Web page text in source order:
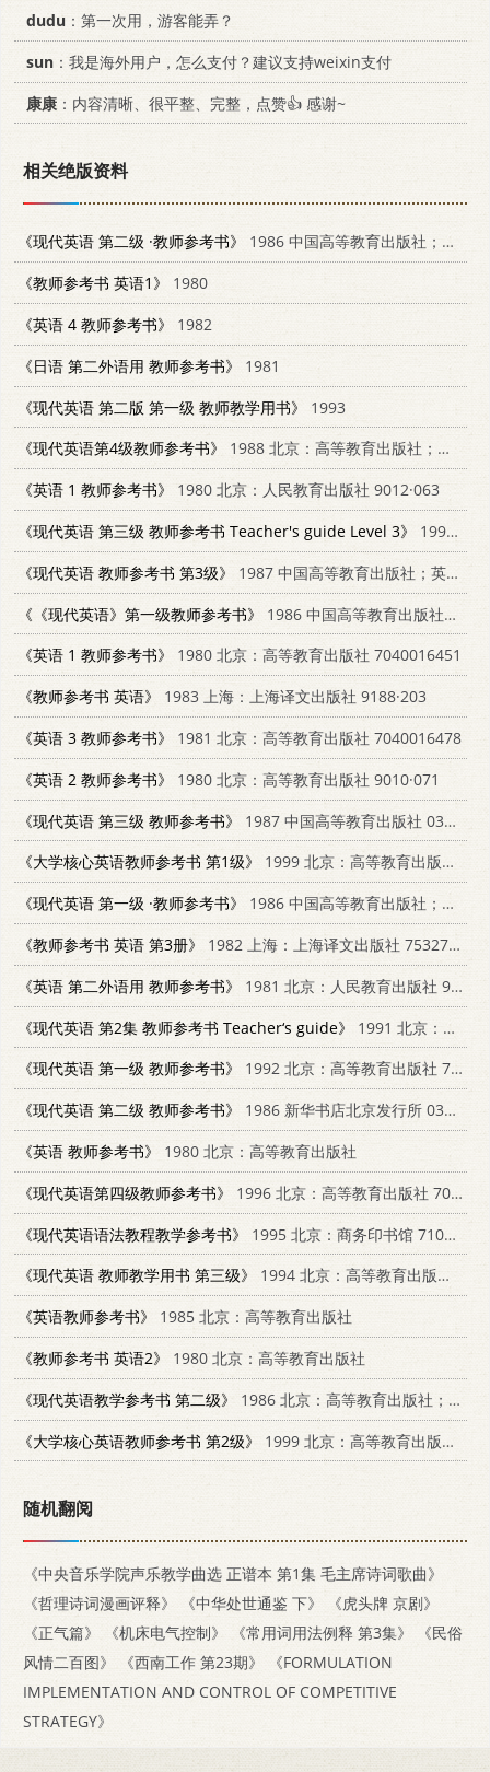
dudu ：第一次用，游客能弄？
sun ：我是海外用户，怎么支付？建议支持weixin支付
康康 ：内容清晰、很平整、完整，点赞👍 感谢~
相关绝版资料
《现代英语 第二级 ·教师参考书》
1986 中国高等教育出版社；英国麦克米伦出版公司 033433696
《教师参考书 英语1》
1980
《英语 4 教师参考书》
1982
《日语 第二外语用 教师参考书》
1981
《现代英语 第二版 第一级 教师教学用书》
1993
《现代英语第4级教师参考书》
1988 北京：高等教育出版社；英国麦克米伦出版公司 7040001993
《英语 1 教师参考书》
1980 北京：人民教育出版社 9012·063
《现代英语 第三级 教师参考书 Teacher's guide Level 3》
1993 中国高等教育出版社；英国麦克米伦出版公司 7040044420
《现代英语 教师参考书 第3级》
1987 中国高等教育出版社；英国麦克米伦出版公司 7040008173
《《现代英语》第一级教师参考书》
1986 中国高等教育出版社；英国麦克米伦出版公司 9010·0271
《英语 1 教师参考书》
1980 北京：高等教育出版社 7040016451
《教师参考书 英语》
1983 上海：上海译文出版社 9188·203
《英语 3 教师参考书》
1981 北京：高等教育出版社 7040016478
《英语 2 教师参考书》
1980 北京：高等教育出版社 9010·071
《现代英语 第三级 教师参考书》
1987 中国高等教育出版社 0333447530
《大学核心英语教师参考书 第1级》
1999 北京：高等教育出版社 7040088592
《现代英语 第一级 ·教师参考书》
1986 中国高等教育出版社；英国麦克米伦出版公司 0333423569
《教师参考书 英语 第3册》
1982 上海：上海译文出版社 7532702544
《英语 第二外语用 教师参考书》
1981 北京：人民教育出版社 9012·096
《现代英语 第2集 教师参考书 Teacher‘s guide》
1991 北京：高等教育出版社 7040031841
《现代英语 第一级 教师参考书》
1992 北京：高等教育出版社 7040029197
《现代英语 第二级 教师参考书》
1986 新华书店北京发行所 0333423577
《英语 教师参考书》
1980 北京：高等教育出版社
《现代英语第四级教师参考书》
1996 北京：高等教育出版社 7040057174
《现代英语语法教程教学参考书》
1995 北京：商务印书馆 7100014557
《现代英语 教师教学用书 第三级》
1994 北京：高等教育出版社 7040047500
《英语教师参考书》
1985 北京：高等教育出版社
《教师参考书 英语2》
1980 北京：高等教育出版社
《现代英语教学参考书 第二级》
1986 北京：高等教育出版社；英国麦克米伦出版公司 9010.0295
《大学核心英语教师参考书 第2级》
1999 北京：高等教育出版社 7040085623
随机翻阅
《中央音乐学院声乐教学曲选 正谱本 第1集 毛主席诗词歌曲》
《哲理诗词漫画评释》
《中华处世通鉴 下》
《虎头牌 京剧》
《正气篇》
《机床电气控制》 《常用词用法例释 第3集》
《民俗
风情二百图》
《西南工作 第23期》
《FORMULATION
IMPLEMENTATION AND CONTROL OF COMPETITIVE
STRATEGY》